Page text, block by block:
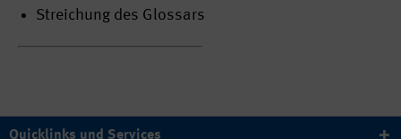
Streichung des Glossars
Quicklinks und Services